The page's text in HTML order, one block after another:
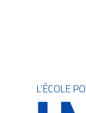
L’ÉCOLE